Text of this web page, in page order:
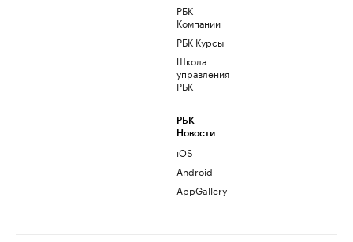
РБК
Компании
РБК Курсы
Школа
управления
РБК
РБК
Новости
iOS
Android
AppGallery